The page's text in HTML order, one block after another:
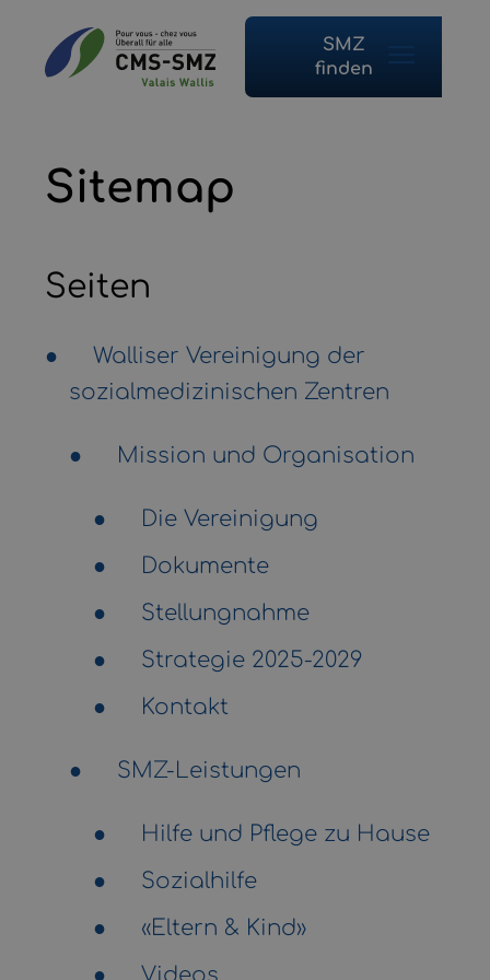
SMZ
finden
Sitemap
Seiten
Walliser Vereinigung der
sozialmedizinischen Zentren
Mission und Organisation
Die Vereinigung
Dokumente
Stellungnahme
Strategie 2025-2029
Kontakt
SMZ-Leistungen
Hilfe und Pflege zu Hause
Sozialhilfe
«Eltern & Kind»